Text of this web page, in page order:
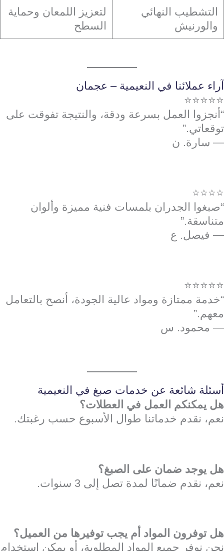
التشطيب النهائي
والورنيش
لتعزيز اللمعان وحماية
السطح
آراء عملائنا في النعيمية – عجمان
⭐⭐⭐⭐⭐
“أنجزوا العمل بسرعة ودقة، والنتيجة تفوقت على
توقعاتي.”
— سارة. ن
⭐⭐⭐⭐
“صبغوا الجدران بلمسات فنية مميزة وألوان
متناسقة.”
— فيصل. ع
⭐⭐⭐⭐⭐
“خدمة ممتازة ومواد عالية الجودة، أنصح بالتعامل
معهم.”
— محمود. س
أسئلة شائعة عن خدمات صبغ في النعيمية
هل يمكنكم العمل في العطلات؟
نعم، نقدم خدماتنا طوال الأسبوع حسب رغبتك.
هل يوجد ضمان على الصبغ؟
نعم، نقدم ضمانًا لمدة تصل إلى 3 سنوات.
هل توفرون المواد أم يجب توفيرها من العميل؟
نحن نوفر جميع المواد المطلوبة، أو يمكن استخدام